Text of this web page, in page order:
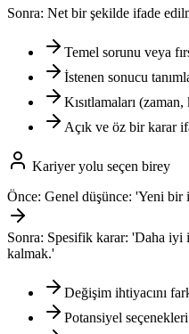
Sonra: Net bir şekilde ifade
Temel sorunu veya
İstenen sonucu
Kısıtlamaları
Açık ve öz bir karar
Kariyer yolu seçen birey
Önce: Genel düşünce: 'Yeni bir
Sonra: Spesifik karar: 'Daha iyi
kalmak.'
Değişim ihtiyacını
Potansiyel